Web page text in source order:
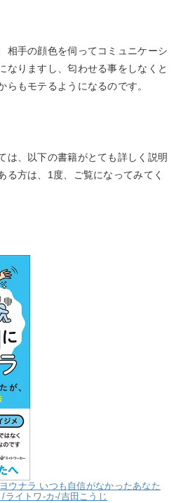
相手の顔色を伺ってコミュニケーシ
なりますし、匂わせる事をしなくと
らもモテるようになるのです。
は、以下の書籍がとても詳しく説明
る方は、1度、ご覧になってみてく
ウナラ いつも自信がなかったあなた
ライトワ-カ-/吉田こうじ